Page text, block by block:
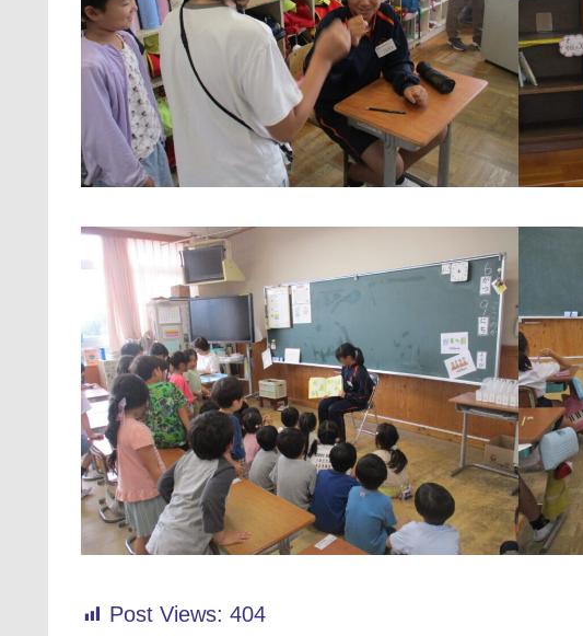
Post Views: 404